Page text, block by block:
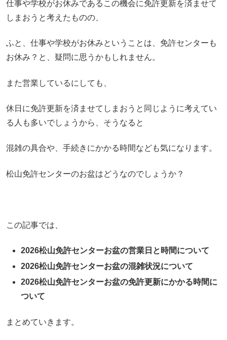
仕事や学校がお休みであるこの機会に免許更新を済ませて
しまおうと考えたものの、
ふと、仕事や学校がお休みということは、免許センターも
お休み？と、疑問に思うかもしれません。
また営業しているにしても、
休日に免許更新を済ませてしまおうと同じように考えてい
る人も多いでしょうから、そうなると
混雑の具合や、手続きにかかる時間なども気になります。
松山免許センターのお盆はどうなのでしょうか？
この記事では、
2026松山免許センターお盆の営業日と時間について
2026松山免許センターお盆の混雑状況について
2026松山免許センターお盆の免許更新にかかる時間に
ついて
まとめていきます。